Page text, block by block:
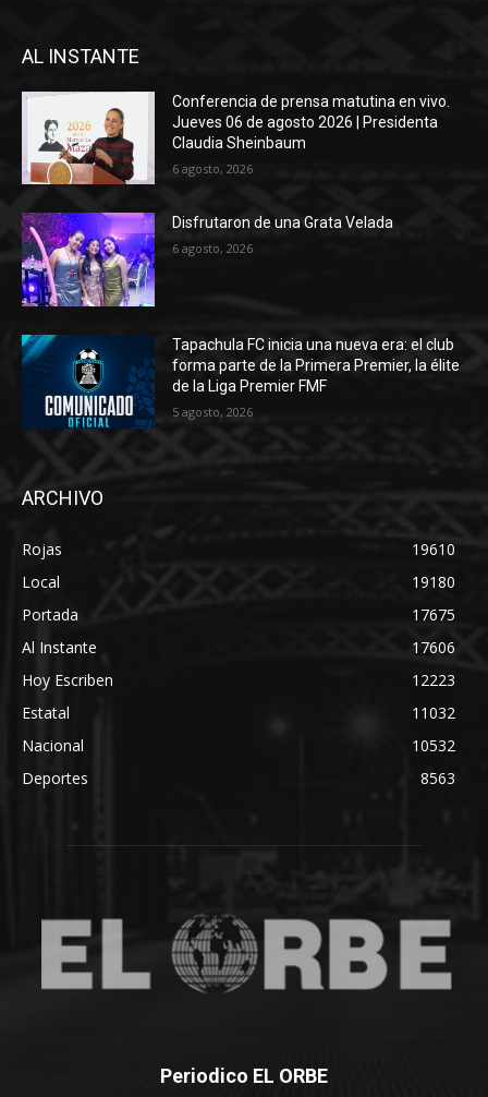
AL INSTANTE
Conferencia de prensa matutina en vivo.
Jueves 06 de agosto 2026 | Presidenta
Claudia Sheinbaum
6 agosto, 2026
Disfrutaron de una Grata Velada
6 agosto, 2026
Tapachula FC inicia una nueva era: el club
forma parte de la Primera Premier, la élite
de la Liga Premier FMF
5 agosto, 2026
ARCHIVO
Rojas
19610
Local
19180
Portada
17675
Al Instante
17606
Hoy Escriben
12223
Estatal
11032
Nacional
10532
Deportes
8563
Periodico EL ORBE